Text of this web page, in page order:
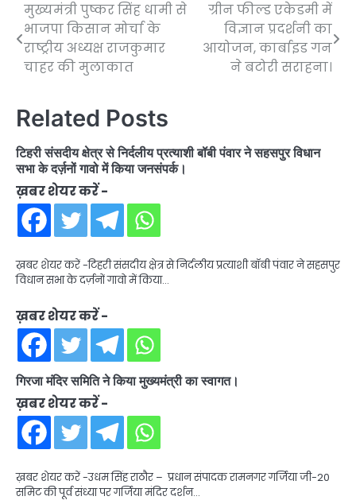
Post
navigation
मुख्यमंत्री पुष्कर सिंह धामी से
भाजपा किसान मोर्चा के
राष्ट्रीय अध्यक्ष राजकुमार
चाहर की मुलाकात
ग्रीन फील्ड एकेडमी में
विज्ञान प्रदर्शनी का
आयोजन, कार्बाइड गन
ने बटोरी सराहना।
Related Posts
टिहरी संसदीय क्षेत्र से निर्दलीय प्रत्याशी बॉबी पंवार ने सहसपुर विधान
सभा के दर्ज़नों गावो में किया जनसंपर्क।
ख़बर शेयर करें -
ख़बर शेयर करें -टिहरी संसदीय क्षेत्र से निर्दलीय प्रत्याशी बॉबी पंवार ने सहसपुर
विधान सभा के दर्ज़नों गावो में किया…
ख़बर शेयर करें -
गिरजा मंदिर समिति ने किया मुख्यमंत्री का स्वागत।
ख़बर शेयर करें -
ख़बर शेयर करें -उधम सिंह राठौर – प्रधान संपादक रामनगर गर्जिया जी-20
समिट की पूर्व संध्या पर गर्जिया मंदिर दर्शन…